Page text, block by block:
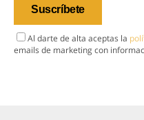
Al darte de alta aceptas la
emails de marketing con